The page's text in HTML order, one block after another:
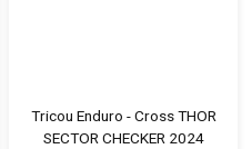
Tricou Enduro - Cross THOR
SECTOR CHECKER 2024